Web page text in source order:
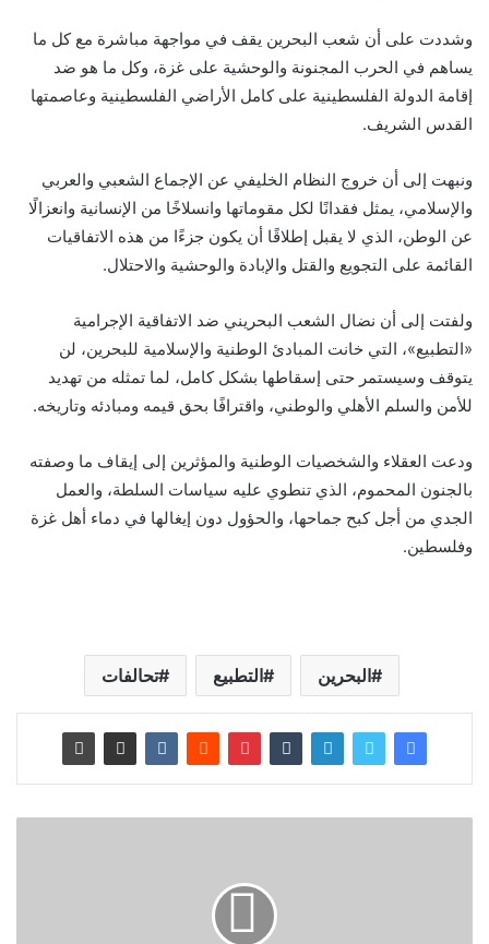
وشددت على أن شعب البحرين يقف في مواجهة مباشرة مع كل ما
يساهم في الحرب المجنونة والوحشية على غزة، وكل ما هو ضد
إقامة الدولة الفلسطينية على كامل الأراضي الفلسطينية وعاصمتها
القدس الشريف.
ونبهت إلى أن خروج النظام الخليفي عن الإجماع الشعبي والعربي
والإسلامي، يمثل فقدانًا لكل مقوماتها وانسلاخًا من الإنسانية وانعزالًا
عن الوطن، الذي لا يقبل إطلاقًا أن يكون جزءًا من هذه الاتفاقيات
القائمة على التجويع والقتل والإبادة والوحشية والاحتلال.
ولفتت إلى أن نضال الشعب البحريني ضد الاتفاقية الإجرامية
«التطبيع»، التي خانت المبادئ الوطنية والإسلامية للبحرين، لن
يتوقف وسيستمر حتى إسقاطها بشكل كامل، لما تمثله من تهديد
للأمن والسلم الأهلي والوطني، واقترافًا بحق قيمه ومبادئه وتاريخه.
ودعت العقلاء والشخصيات الوطنية والمؤثرين إلى إيقاف ما وصفته
بالجنون المحموم، الذي تنطوي عليه سياسات السلطة، والعمل
الجدي من أجل كبح جماحها، والحؤول دون إيغالها في دماء أهل غزة
وفلسطين.
البحرين التطبيع تحالفات